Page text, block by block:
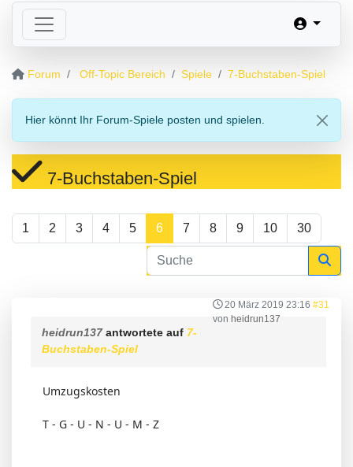
Forum Off-Topic Bereich Spiele 7-Buchstaben-Spiel
Hier könnt Ihr Forum-Spiele posten und spielen.
7-Buchstaben-Spiel
1 2 3 4 5 6 7 8 9 10 30
20 März 2019 23:16 #31
von heidrun137
heidrun137antwortete auf 7-
Buchstaben-Spiel
Umzugskosten
T - G - U - N - U - M - Z